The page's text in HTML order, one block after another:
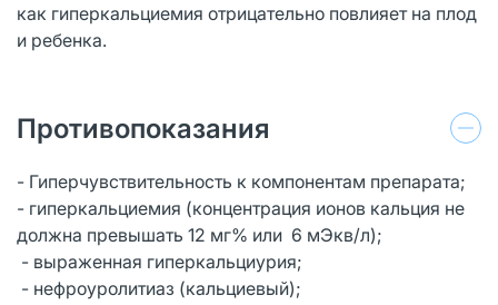
как гиперкальциемия отрицательно повлияет на плод
и ребенка.
Противопоказания
- Гиперчувствительность к компонентам препарата;
- гиперкальциемия (концентрация ионов кальция не
должна превышать 12 мг% или 6 мЭкв/л);
- выраженная гиперкальциурия;
- нефроуролитиаз (кальциевый);